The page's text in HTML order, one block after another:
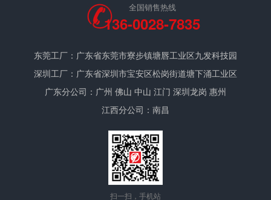
全国销售热线
136-0028-7835
东莞工厂：广东省东莞市寮步镇塘唇工业区九发科技园
深圳工厂：广东省深圳市宝安区松岗街道塘下涌工业区
广东分公司：广州 佛山 中山 江门 深圳龙岗 惠州
江西分公司：南昌
扫一扫，手机站